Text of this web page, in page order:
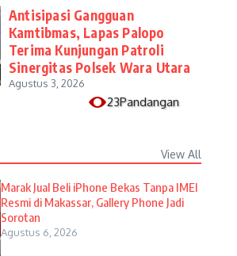
Antisipasi Gangguan
Kamtibmas, Lapas Palopo
Terima Kunjungan Patroli
Sinergitas Polsek Wara Utara
Agustus 3, 2026
23Pandangan
View All
​Marak Jual Beli iPhone Bekas Tanpa IMEI
Resmi di Makassar, Gallery Phone Jadi
Sorotan
Agustus 6, 2026